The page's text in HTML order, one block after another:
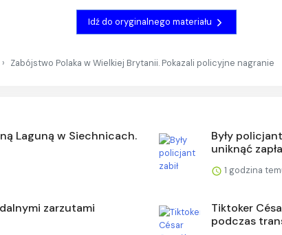
Idź do oryginalnego materiału
Zabójstwo Polaka w Wielkiej Brytanii. Pokazali policyjne nagranie
Laguną w Siechnicach.
Były
uniknąć
1 godzina
zarzutami
Tiktoker
podczas